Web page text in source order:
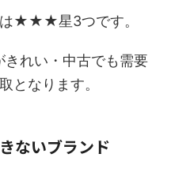
は★★★星3つです。
きれい・中古でも需要
となります。
ないブランド